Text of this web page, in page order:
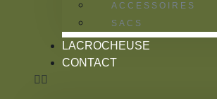
ACCESSOIRES
SACS
LACROCHEUSE
CONTACT